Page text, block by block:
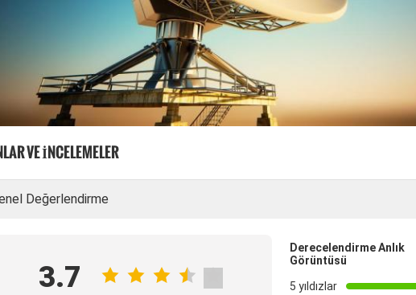
VE İNCELEMELER
Değerlendirme
3.7
Derecelendirme Anlık
Görüntüsü
5 yıldızlar